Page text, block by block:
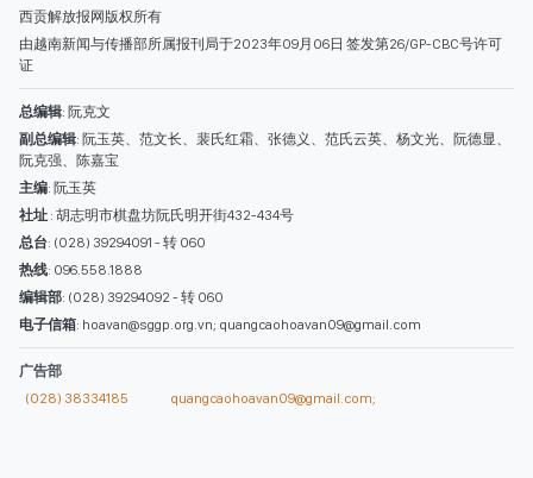
西贡解放报网版权所有
由越南新闻与传播部所属报刊局于2023年09月06日 签发第26/GP-CBC号许可
证
总编辑: 阮克文
副总编辑: 阮玉英、范文长、裴氏红霜、张德义、范氏云英、杨文光、阮德显、
阮克强、陈嘉宝
主编: 阮玉英
社址 : 胡志明市棋盘坊阮氏明开街432-434号
总台: (028) 39294091 - 转 060
热线: 096.558.1888
编辑部: (028) 39294092 - 转 060
电子信箱: hoavan@sggp.org.vn; quangcaohoavan09@gmail.com
广告部
(028) 38334185
quangcaohoavan09@gmail.com;